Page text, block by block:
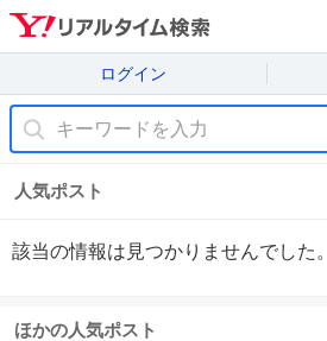
ログイン
人気ポスト
該当の情報は見つかりませんでした。
ほかの人気ポスト